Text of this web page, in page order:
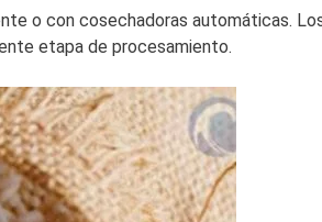
o con cosechadoras automáticas.
etapa de procesamiento.